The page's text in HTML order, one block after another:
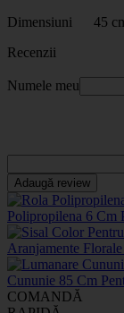
Dimensiuni 45
Recenzii
Numele meu
Adaugă review
Polipropilena 6 Cm
Aranjamente Florale
Cununie 85 Cm
COMANDĂ